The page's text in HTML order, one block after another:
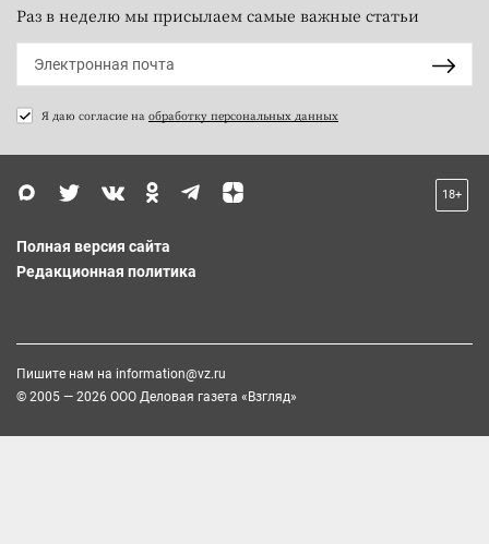
Раз в неделю мы присылаем самые важные статьи
Я даю согласие на обработку персональных данных
18+
Полная версия сайта
Редакционная политика
Пишите нам на information@vz.ru
© 2005 — 2026 ООО Деловая газета «Взгляд»